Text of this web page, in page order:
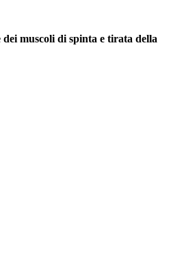
dei muscoli di spinta e tirata della